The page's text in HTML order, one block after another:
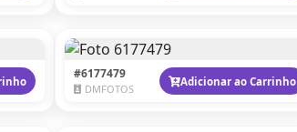
#6177479
DMFOTOS
Adicionar ao Carrinho